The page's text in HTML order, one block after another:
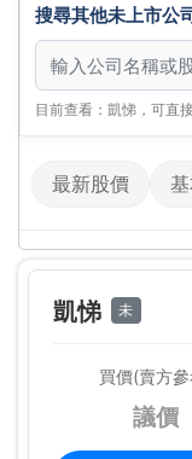
搜尋其他未上市公
搜尋其他未上市公
目前查看：凱悌，可直
最新股價
凱悌 未
買價(賣方
議價